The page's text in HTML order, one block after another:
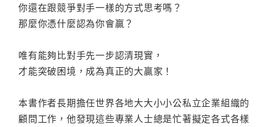
你還在跟競爭對手一樣的方式思考嗎？
那麼你憑什麼認為你會贏？
唯有能夠比對手先一步認清現實，
才能突破困境，成為真正的大贏家！
本書作者長期擔任世界各地大大小小公私立企業組織的
顧問工作，他發現這些專業人士總是忙著擬定各式各樣